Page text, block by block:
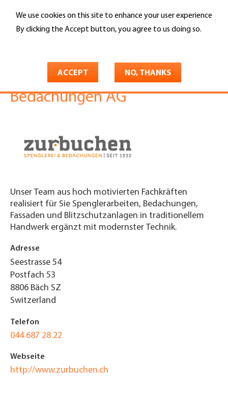
We use cookies on this site to enhance your user experience
By clicking the Accept button, you agree to us doing so.
ACCEPT NO, THANKS
main
Search
Zurbuchen Spenglerei +
Bedachungen AG
Unser Team aus hoch motivierten Fachkräften
realisiert für Sie Spenglerarbeiten, Bedachungen,
Fassaden und Blitzschutzanlagen in traditionellem
Handwerk ergänzt mit modernster Technik.
Adresse
Seestrasse 54
Postfach 53
8806 Bäch SZ
Switzerland
Telefon
044 687 28 22
Webseite
http://www.zurbuchen.ch